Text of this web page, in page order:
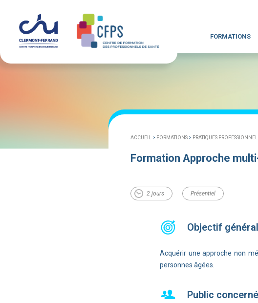
FORMATIONS
ACCUEIL > FORMATIONS > PRATIQUES
Formation Approche
2 jours Présentiel
Objectif général
Acquérir une approche non
personnes âgées.
Public concerné